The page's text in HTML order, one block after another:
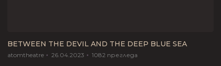
BETWEEN THE DEVIL AND THE DEEP BLUE SEA
atomtheatre 26.04.2023 1082 прегледа